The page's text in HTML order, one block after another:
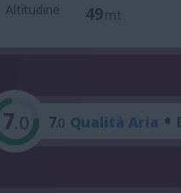
Altitudine
49mt
7.0 7.0 Qualità Aria •